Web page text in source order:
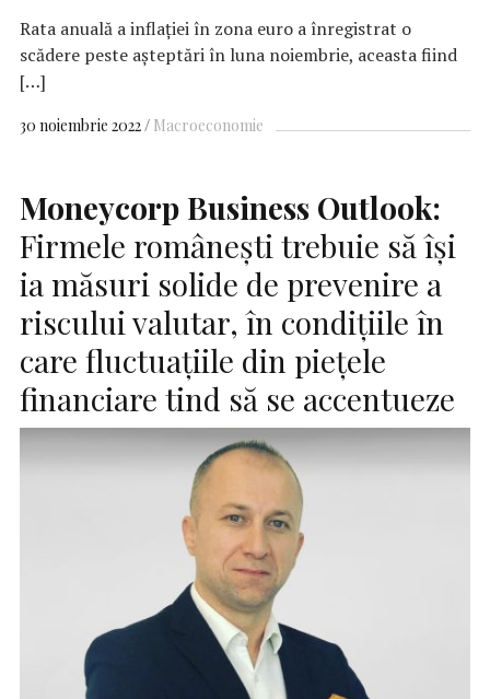
Rata anuală a inflaţiei în zona euro a înregistrat o
scădere peste aşteptări în luna noiembrie, aceasta fiind
[…]
30 noiembrie 2022 Macroeconomie
Moneycorp Business Outlook:
Firmele românești trebuie să își
ia măsuri solide de prevenire a
riscului valutar, în condițiile în
care fluctuațiile din piețele
financiare tind să se accentueze